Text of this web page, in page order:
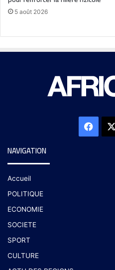
5 août 2026
NAVIGATION
Accueil
POLITIQUE
ECONOMIE
SOCIETE
SPORT
CULTURE